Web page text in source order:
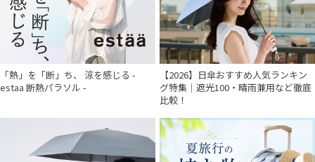
「熱」を「断」ち、 涼を感じる -
estaa 断熱パラソル -
【2026】日傘おすすめ人気ランキン
グ特集｜遮光100・晴雨兼用など徹底
比較！